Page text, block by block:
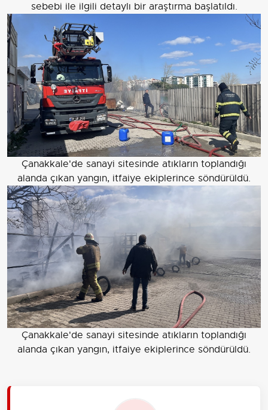
sebebi ile ilgili detaylı bir araştırma başlatıldı.
Çanakkale'de sanayi sitesinde atıkların toplandığı
alanda çıkan yangın, itfaiye ekiplerince söndürüldü.
Çanakkale'de sanayi sitesinde atıkların toplandığı
alanda çıkan yangın, itfaiye ekiplerince söndürüldü.